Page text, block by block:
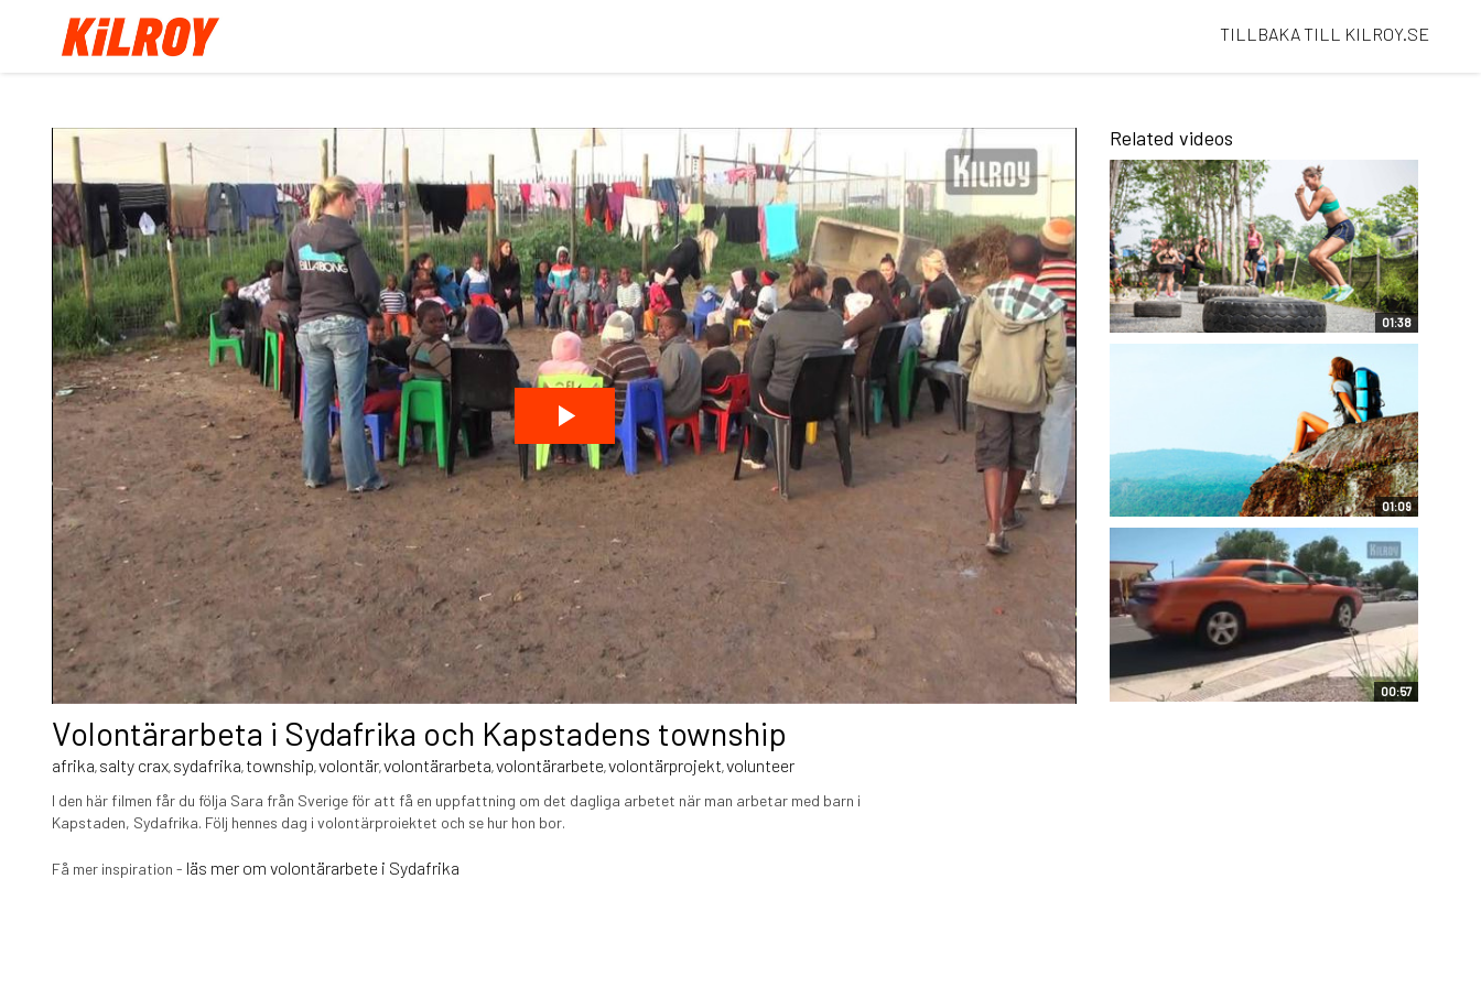
TILLBAKA TILL KILROY.SE
Volontärarbeta i Sydafrika och Kapstadens township
afrika, salty crax, sydafrika, township,volontär,volontärarbeta,volontärarbete,volontärprojekt,volunteer
I den här filmen får du följa Sara från Sverige för att få en uppfattning om det dagliga arbetet när man arbetar med barn i
Kapstaden, Sydafrika. Följ hennes dag i volontärproiektet och se hur hon bor.
Få mer inspiration - läs mer om volontärarbete i Sydafrika
Related videos
01:38
01:09
00:57